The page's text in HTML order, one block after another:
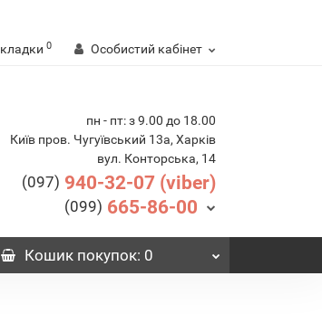
0 Особистий кабінет
пн - пт: з 9.00 до 18.00
Київ пров. Чугуївський 13а, Харків
вул. Конторська, 14
(097) 940-32-07 (viber)
(099) 665-86-00
Кошикпокупок: 0